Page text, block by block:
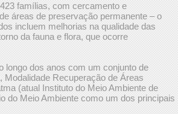
famílias, com cercamento e
áreas de preservação permanente – o
incluem melhorias na qualidade das
da fauna e flora, que ocorre
longo dos anos com um conjunto de
Recuperação de Áreas
(atual Instituto do Meio Ambiente de
do Meio Ambiente como um dos principais